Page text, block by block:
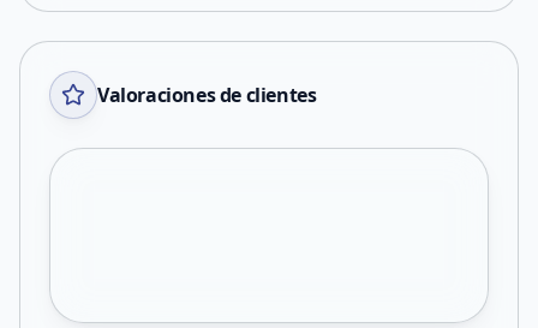
Valoraciones de clientes